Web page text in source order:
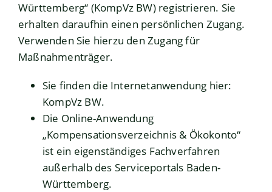
Württemberg“ (KompVz BW) registrieren. Sie
erhalten daraufhin einen persönlichen Zugang.
Verwenden Sie hierzu den Zugang für
Maßnahmenträger.
Sie finden die Internetanwendung hier:
KompVz BW.
Die Online-Anwendung
„Kompensationsverzeichnis & Ökokonto“
ist ein eigenständiges Fachverfahren
außerhalb des Serviceportals Baden-
Württemberg.